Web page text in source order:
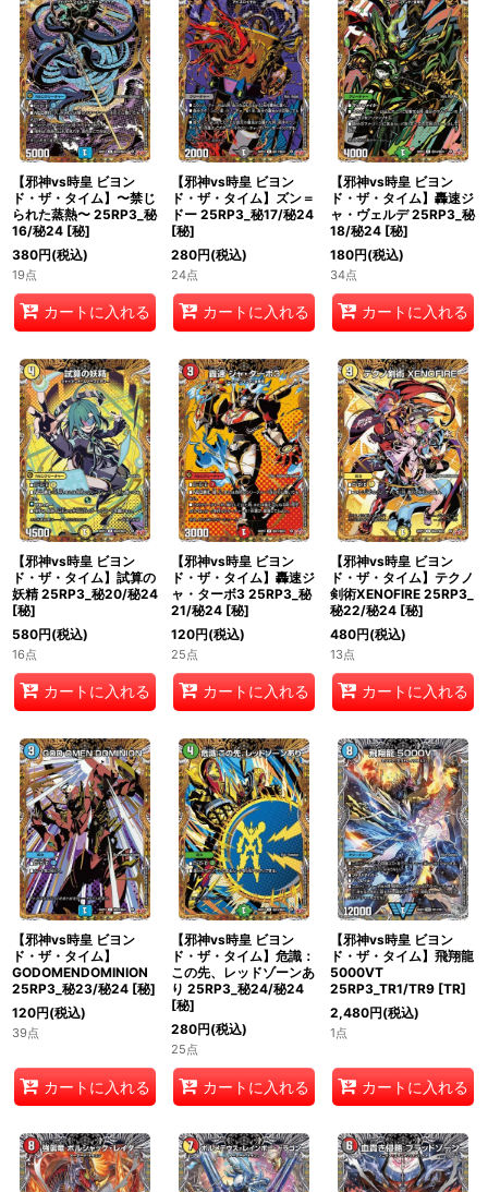
【邪神vs時皇 ビヨン
ド・ザ・タイム】〜禁じ
られた蒸熱〜 25RP3_秘
16/秘24 [秘]
380円(税込)
19点
カートに入れる
【邪神vs時皇 ビヨン
ド・ザ・タイム】ズン＝
ドー 25RP3_秘17/秘24
[秘]
280円(税込)
24点
カートに入れる
【邪神vs時皇 ビヨン
ド・ザ・タイム】轟速ジ
ャ・ヴェルデ 25RP3_秘
18/秘24 [秘]
180円(税込)
34点
カートに入れる
【邪神vs時皇 ビヨン
ド・ザ・タイム】試算の
妖精 25RP3_秘20/秘24
[秘]
580円(税込)
16点
カートに入れる
【邪神vs時皇 ビヨン
ド・ザ・タイム】轟速ジ
ャ・ターボ3 25RP3_秘
21/秘24 [秘]
120円(税込)
25点
カートに入れる
【邪神vs時皇 ビヨン
ド・ザ・タイム】テクノ
剣術XENOFIRE 25RP3_
秘22/秘24 [秘]
480円(税込)
13点
カートに入れる
【邪神vs時皇 ビヨン
ド・ザ・タイム】
GODOMENDOMINION
25RP3_秘23/秘24 [秘]
120円(税込)
39点
カートに入れる
【邪神vs時皇 ビヨン
ド・ザ・タイム】危識：
この先、レッドゾーンあ
り 25RP3_秘24/秘24
[秘]
280円(税込)
25点
カートに入れる
【邪神vs時皇 ビヨン
ド・ザ・タイム】飛翔龍
5000VT
25RP3_TR1/TR9 [TR]
2,480円(税込)
1点
カートに入れる